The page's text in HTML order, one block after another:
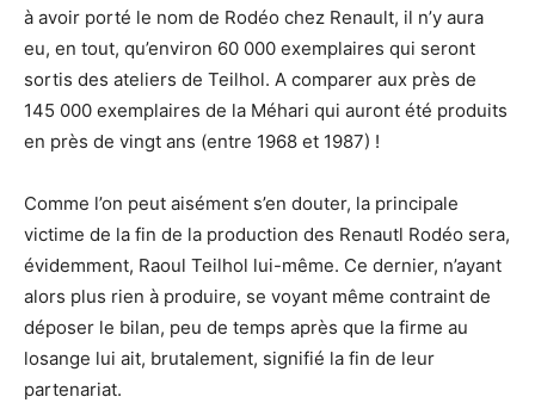
à avoir porté le nom de Rodéo chez Renault, il n’y aura
eu, en tout, qu’environ 60 000 exemplaires qui seront
sortis des ateliers de Teilhol. A comparer aux près de
145 000 exemplaires de la Méhari qui auront été produits
en près de vingt ans (entre 1968 et 1987) !
Comme l’on peut aisément s’en douter, la principale
victime de la fin de la production des Renautl Rodéo sera,
évidemment, Raoul Teilhol lui-même. Ce dernier, n’ayant
alors plus rien à produire, se voyant même contraint de
déposer le bilan, peu de temps après que la firme au
losange lui ait, brutalement, signifié la fin de leur
partenariat.